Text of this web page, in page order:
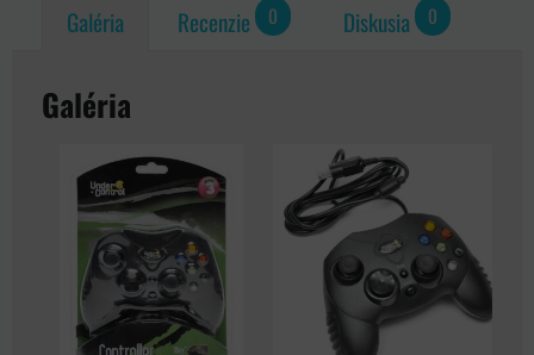
Galéria Recenzie 0 Diskusia 0
Galéria